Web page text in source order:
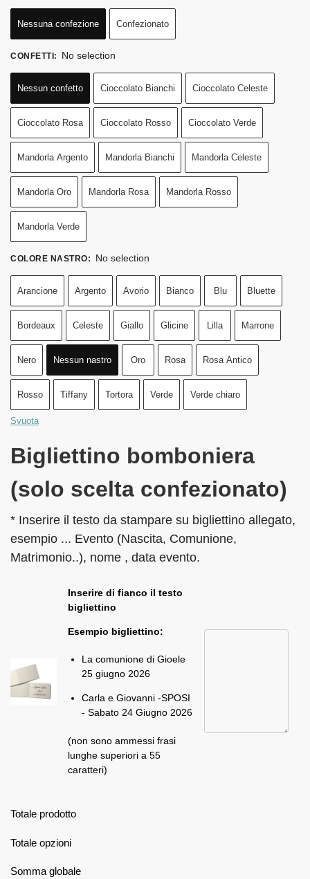
Nessuna confezione Confezionato
CONFETTI: No selection
Nessun confetto Cioccolato Bianchi Cioccolato Celeste
Cioccolato Rosa Cioccolato Rosso Cioccolato Verde
Mandorla Argento Mandorla Bianchi Mandorla Celeste
Mandorla Oro Mandorla Rosa Mandorla Rosso
Mandorla Verde
COLORE NASTRO: No selection
Arancione Argento Avorio Bianco Blu Bluette
Bordeaux Celeste Giallo Glicine Lilla Marrone
Nero Nessun nastro Oro Rosa Rosa Antico
Rosso Tiffany Tortora Verde Verde chiaro
Svuota
Bigliettino bomboniera
(solo scelta confezionato)
* Inserire il testo da stampare su bigliettino allegato,
esempio ... Evento (Nascita, Comunione,
Matrimonio..), nome , data evento.
Inserire di fianco il testo
bigliettino
Esempio bigliettino:
La comunione di Gioele
25 giugno 2026
Carla e Giovanni -SPOSI
- Sabato 24 Giugno 2026
(non sono ammessi frasi
lunghe superiori a 55
caratteri)
Totale prodotto
Totale opzioni
Somma globale